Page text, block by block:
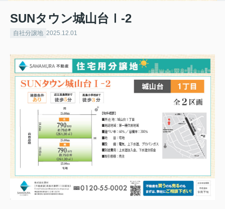
SUNタウン城山台Ⅰ-2
自社分譲地 2025.12.01